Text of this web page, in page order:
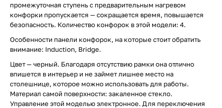
промежуточная ступень с предварительным нагревом
конфорки пропускается — сокращается время, повышается
безопасность. Количество конфорок в этой модели: 4.
Особенности панели конфорок, на которые стоит обратить
внимание: Induction, Bridge.
Цвет — черный. Благодаря отсутствию рамки она отлично
впишется в интерьер и не займет лишнее место на
столешнице, которое можно использовать для работы.
Материал самой поверхности: закаленное стекло.
Управление этой моделью электронное. Для переключения